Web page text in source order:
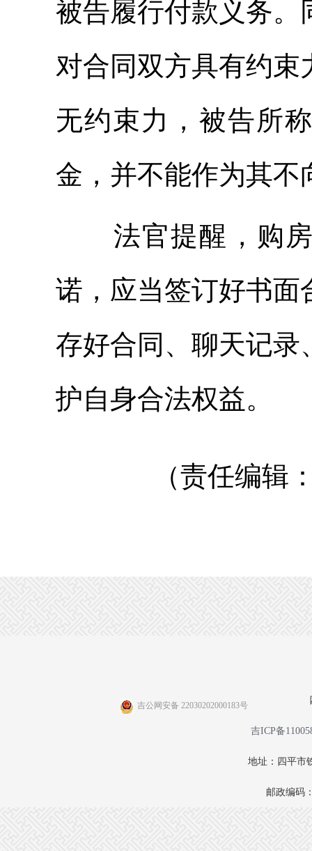
被告履行付款义务。
对合同双方具有约
无约束力，被告所
金，并不能作为其不
法官提醒，购房
诺，应当签订好书面
存好合同、聊天记录
护自身合法权益。
（责任编辑：
吉公网安备 22030202000183号
吉ICP备
地址：四平市
邮政编码